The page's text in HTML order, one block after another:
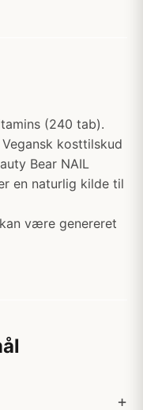
(240 tab).
kosttilskud
Bear NAIL
en naturlig kilde til
være genereret